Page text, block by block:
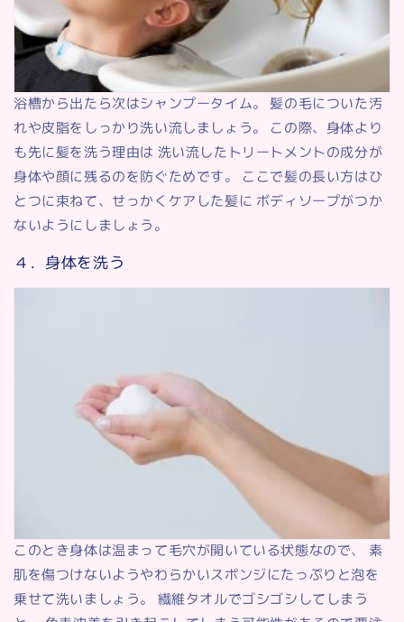
浴槽から出たら次はシャンプータイム。 髪の毛についた汚
れや皮脂をしっかり洗い流しましょう。 この際、身体より
も先に髪を洗う理由は 洗い流したトリートメントの成分が
身体や顔に残るのを防ぐためです。 ここで髪の長い方はひ
とつに束ねて、せっかくケアした髪に ボディソープがつか
ないようにしましょう。
４．身体を洗う
このとき身体は温まって毛穴が開いている状態なので、 素
肌を傷つけないようやわらかいスポンジにたっぷりと泡を
乗せて洗いましょう。 繊維タオルでゴシゴシしてしまう